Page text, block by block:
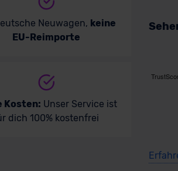
Neuwagen, keine
EU-Reimporte
Kosten: Unser Service ist
dich 100% kostenfrei